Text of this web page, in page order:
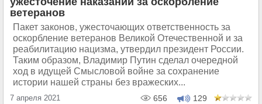
ветеранов
Пакет законов, ужесточающих ответственность за
оскорбление ветеранов Великой Отечественной и за
реабилитацию нацизма, утвердил президент России.
Таким образом, Владимир Путин сделал очередной
ход в идущей Смысловой войне за сохранение
истории нашей страны без вражеских...
7 апреля 2021 656 129